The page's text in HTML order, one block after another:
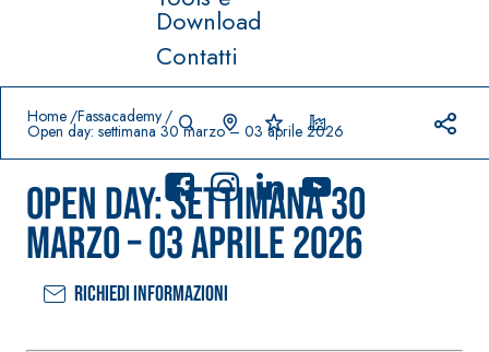
Download
Contatti
Home Fassacademy
Open day: settimana 30 marzo – 03 aprile 2026
Open day: settimana 30
marzo – 03 aprile 2026
Richiedi informazioni
Prodotti in primo piano